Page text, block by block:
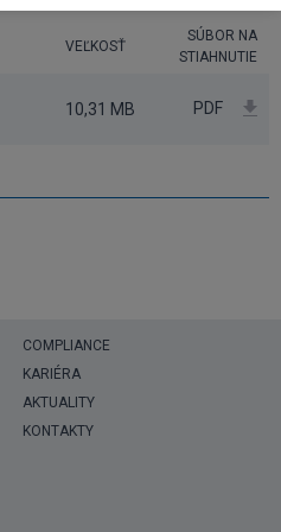
VEĽKOSŤ
SÚBOR NA
STIAHNUTIE
10,31 MB PDF
COMPLIANCE
KARIÉRA
AKTUALITY
KONTAKTY